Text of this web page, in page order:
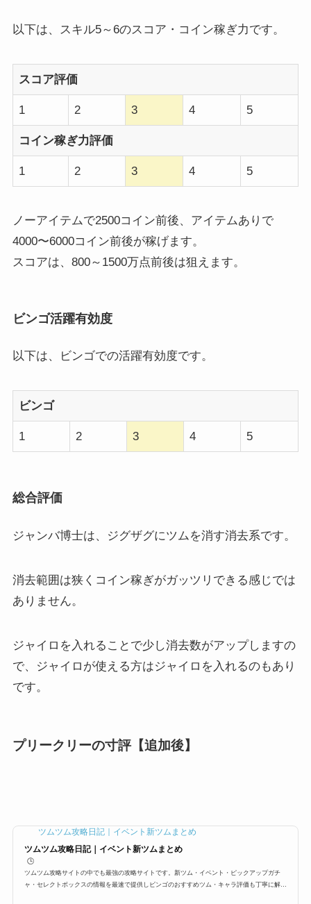
以下は、スキル5～6のスコア・コイン稼ぎ力です。
スコア評価
1 2 3 4 5
コイン稼ぎ力評価
1 2 3 4 5
ノーアイテムで2500コイン前後、アイテムありで
4000〜6000コイン前後が稼げます。
スコアは、800～1500万点前後は狙えます。
ビンゴ活躍有効度
以下は、ビンゴでの活躍有効度です。
ビンゴ
1 2 3 4 5
総合評価
ジャンバ博士は、ジグザグにツムを消す消去系です。
消去範囲は狭くコイン稼ぎがガッツリできる感じでは
ありません。
ジャイロを入れることで少し消去数がアップしますの
で、ジャイロが使える方はジャイロを入れるのもあり
です。
プリークリーの寸評【追加後】
ツムツム攻略日記｜イベント新ツムまとめ
ツムツム攻略日記｜イベント新ツムまとめ
🕒️
ツムツム攻略サイトの中でも最強の攻略サイトです。新ツム・イベント・ピックアップガチ
ャ・セレクトボックスの情報を最速で提供しビンゴのおすすめツム・キャラ評価も丁寧に解